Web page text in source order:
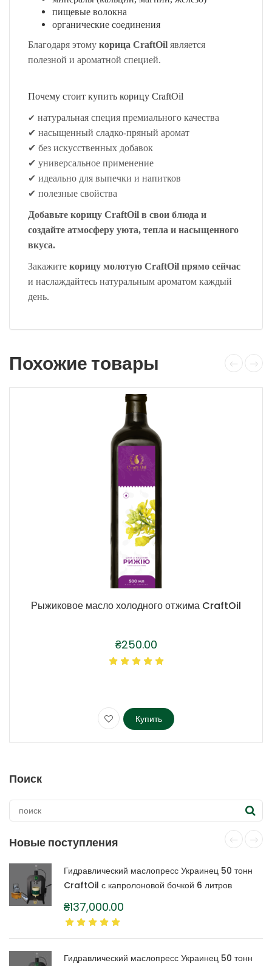
пищевые волокна
органические соединения
Благодаря этому корица CraftOil является
полезной и ароматной специей.
Почему стоит купить корицу CraftOil
✔ натуральная специя премиального качества
✔ насыщенный сладко-пряный аромат
✔ без искусственных добавок
✔ универсальное применение
✔ идеально для выпечки и напитков
✔ полезные свойства
Добавьте корицу CraftOil в свои блюда и
создайте атмосферу уюта, тепла и насыщенного
вкуса.
Закажите корицу молотую CraftOil прямо сейчас
и наслаждайтесь натуральным ароматом каждый
день.
Похожие товары
Рыжиковое масло холодного отжима CraftOil
₴250.00
Купить
несколько
вариаций.
Опции
можно
выбрать
на
странице
товара.
Поиск
Новые поступления
Гидравлический маслопресс Украинец 50 тонн
CraftOil с капролоновой бочкой 6 литров
₴137,000.00
Гидравлический маслопресс Украинец 50 тонн